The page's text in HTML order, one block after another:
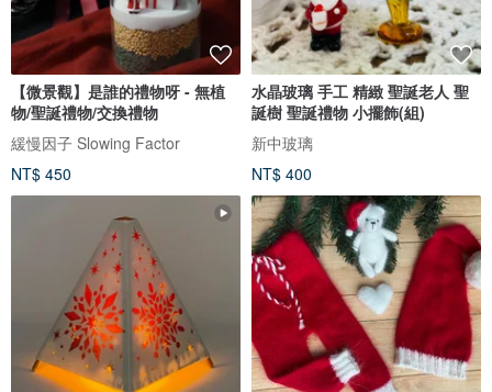
【微景觀】是誰的禮物呀 - 無植
物/聖誕禮物/交換禮物
緩慢因子 Slowing Factor
NT$ 450
水晶玻璃 手工 精緻 聖誕老人 聖
誕樹 聖誕禮物 小擺飾(組)
新中玻璃
NT$ 400